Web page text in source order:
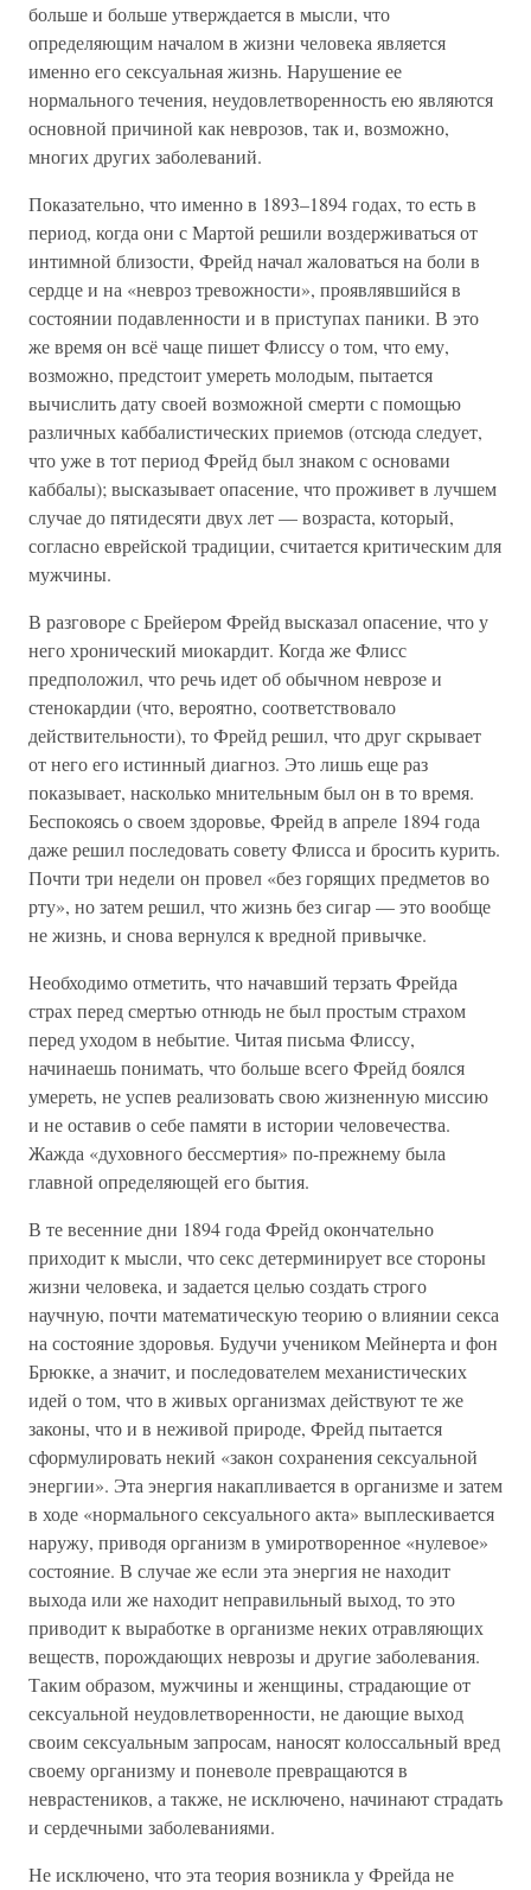
больше и больше утверждается в мысли, что
определяющим началом в жизни человека является
именно его сексуальная жизнь. Нарушение ее
нормального течения, неудовлетворенность ею являются
основной причиной как неврозов, так и, возможно,
многих других заболеваний.
Показательно, что именно в 1893–1894 годах, то есть в
период, когда они с Мартой решили воздерживаться от
интимной близости, Фрейд начал жаловаться на боли в
сердце и на «невроз тревожности», проявлявшийся в
состоянии подавленности и в приступах паники. В это
же время он всё чаще пишет Флиссу о том, что ему,
возможно, предстоит умереть молодым, пытается
вычислить дату своей возможной смерти с помощью
различных каббалистических приемов (отсюда следует,
что уже в тот период Фрейд был знаком с основами
каббалы); высказывает опасение, что проживет в лучшем
случае до пятидесяти двух лет — возраста, который,
согласно еврейской традиции, считается критическим для
мужчины.
В разговоре с Брейером Фрейд высказал опасение, что у
него хронический миокардит. Когда же Флисс
предположил, что речь идет об обычном неврозе и
стенокардии (что, вероятно, соответствовало
действительности), то Фрейд решил, что друг скрывает
от него его истинный диагноз. Это лишь еще раз
показывает, насколько мнительным был он в то время.
Беспокоясь о своем здоровье, Фрейд в апреле 1894 года
даже решил последовать совету Флисса и бросить курить.
Почти три недели он провел «без горящих предметов во
рту», но затем решил, что жизнь без сигар — это вообще
не жизнь, и снова вернулся к вредной привычке.
Необходимо отметить, что начавший терзать Фрейда
страх перед смертью отнюдь не был простым страхом
перед уходом в небытие. Читая письма Флиссу,
начинаешь понимать, что больше всего Фрейд боялся
умереть, не успев реализовать свою жизненную миссию
и не оставив о себе памяти в истории человечества.
Жажда «духовного бессмертия» по-прежнему была
главной определяющей его бытия.
В те весенние дни 1894 года Фрейд окончательно
приходит к мысли, что секс детерминирует все стороны
жизни человека, и задается целью создать строго
научную, почти математическую теорию о влиянии секса
на состояние здоровья. Будучи учеником Мейнерта и фон
Брюкке, а значит, и последователем механистических
идей о том, что в живых организмах действуют те же
законы, что и в неживой природе, Фрейд пытается
сформулировать некий «закон сохранения сексуальной
энергии». Эта энергия накапливается в организме и затем
в ходе «нормального сексуального акта» выплескивается
наружу, приводя организм в умиротворенное «нулевое»
состояние. В случае же если эта энергия не находит
выхода или же находит неправильный выход, то это
приводит к выработке в организме неких отравляющих
веществ, порождающих неврозы и другие заболевания.
Таким образом, мужчины и женщины, страдающие от
сексуальной неудовлетворенности, не дающие выход
своим сексуальным запросам, наносят колоссальный вред
своему организму и поневоле превращаются в
неврастеников, а также, не исключено, начинают страдать
и сердечными заболеваниями.
Не исключено, что эта теория возникла у Фрейда не